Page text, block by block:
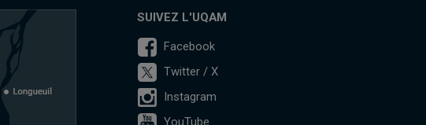
SUIVEZ L'UQAM
Facebook
Twitter / X
Instagram
YouTube